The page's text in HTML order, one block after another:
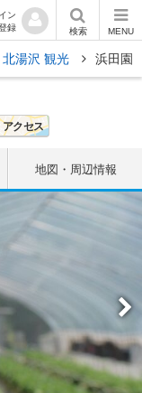
ン
録
検索 MENU
湯沢 観光 浜田園
アクセス
地図・周辺情報